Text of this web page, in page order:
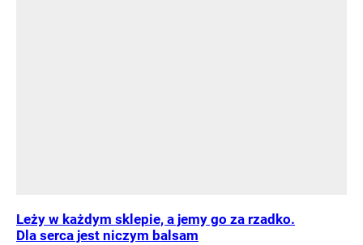
Leży w każdym sklepie, a jemy go za rzadko.
Dla serca jest niczym balsam